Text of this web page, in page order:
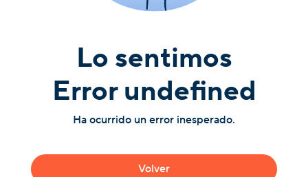
Lo sentimos
Error undefined
Ha ocurrido un error inesperado.
Volver